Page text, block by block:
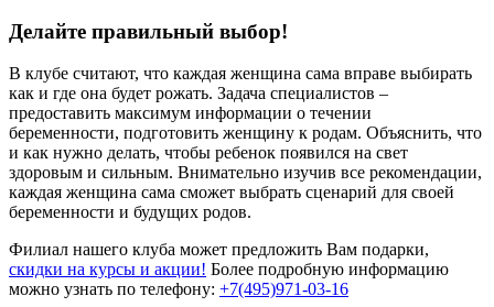
Делайте правильный выбор!
В клубе считают, что каждая женщина сама вправе выбирать
как и где она будет рожать. Задача специалистов –
предоставить максимум информации о течении
беременности, подготовить женщину к родам. Объяснить, что
и как нужно делать, чтобы ребенок появился на свет
здоровым и сильным. Внимательно изучив все рекомендации,
каждая женщина сама сможет выбрать сценарий для своей
беременности и будущих родов.
Филиал нашего клуба может предложить Вам подарки,
скидки на курсы и акции! Более подробную информацию
можно узнать по телефону: +7(495)971-03-16